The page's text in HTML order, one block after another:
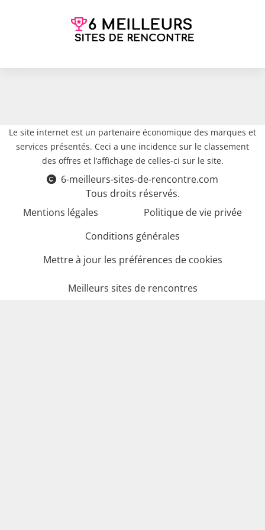
Le site internet est un partenaire économique des marques et
services présentés. Ceci a une incidence sur le classement
des offres et l’affichage de celles-ci sur le site.
6-meilleurs-sites-de-rencontre.com
Tous droits réservés.
Mentions légales
Politique de vie privée
Conditions générales
Mettre à jour les préférences de cookies
Meilleurs sites de rencontres